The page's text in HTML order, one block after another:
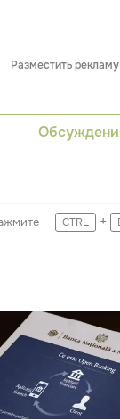
Разместить
CTRL +